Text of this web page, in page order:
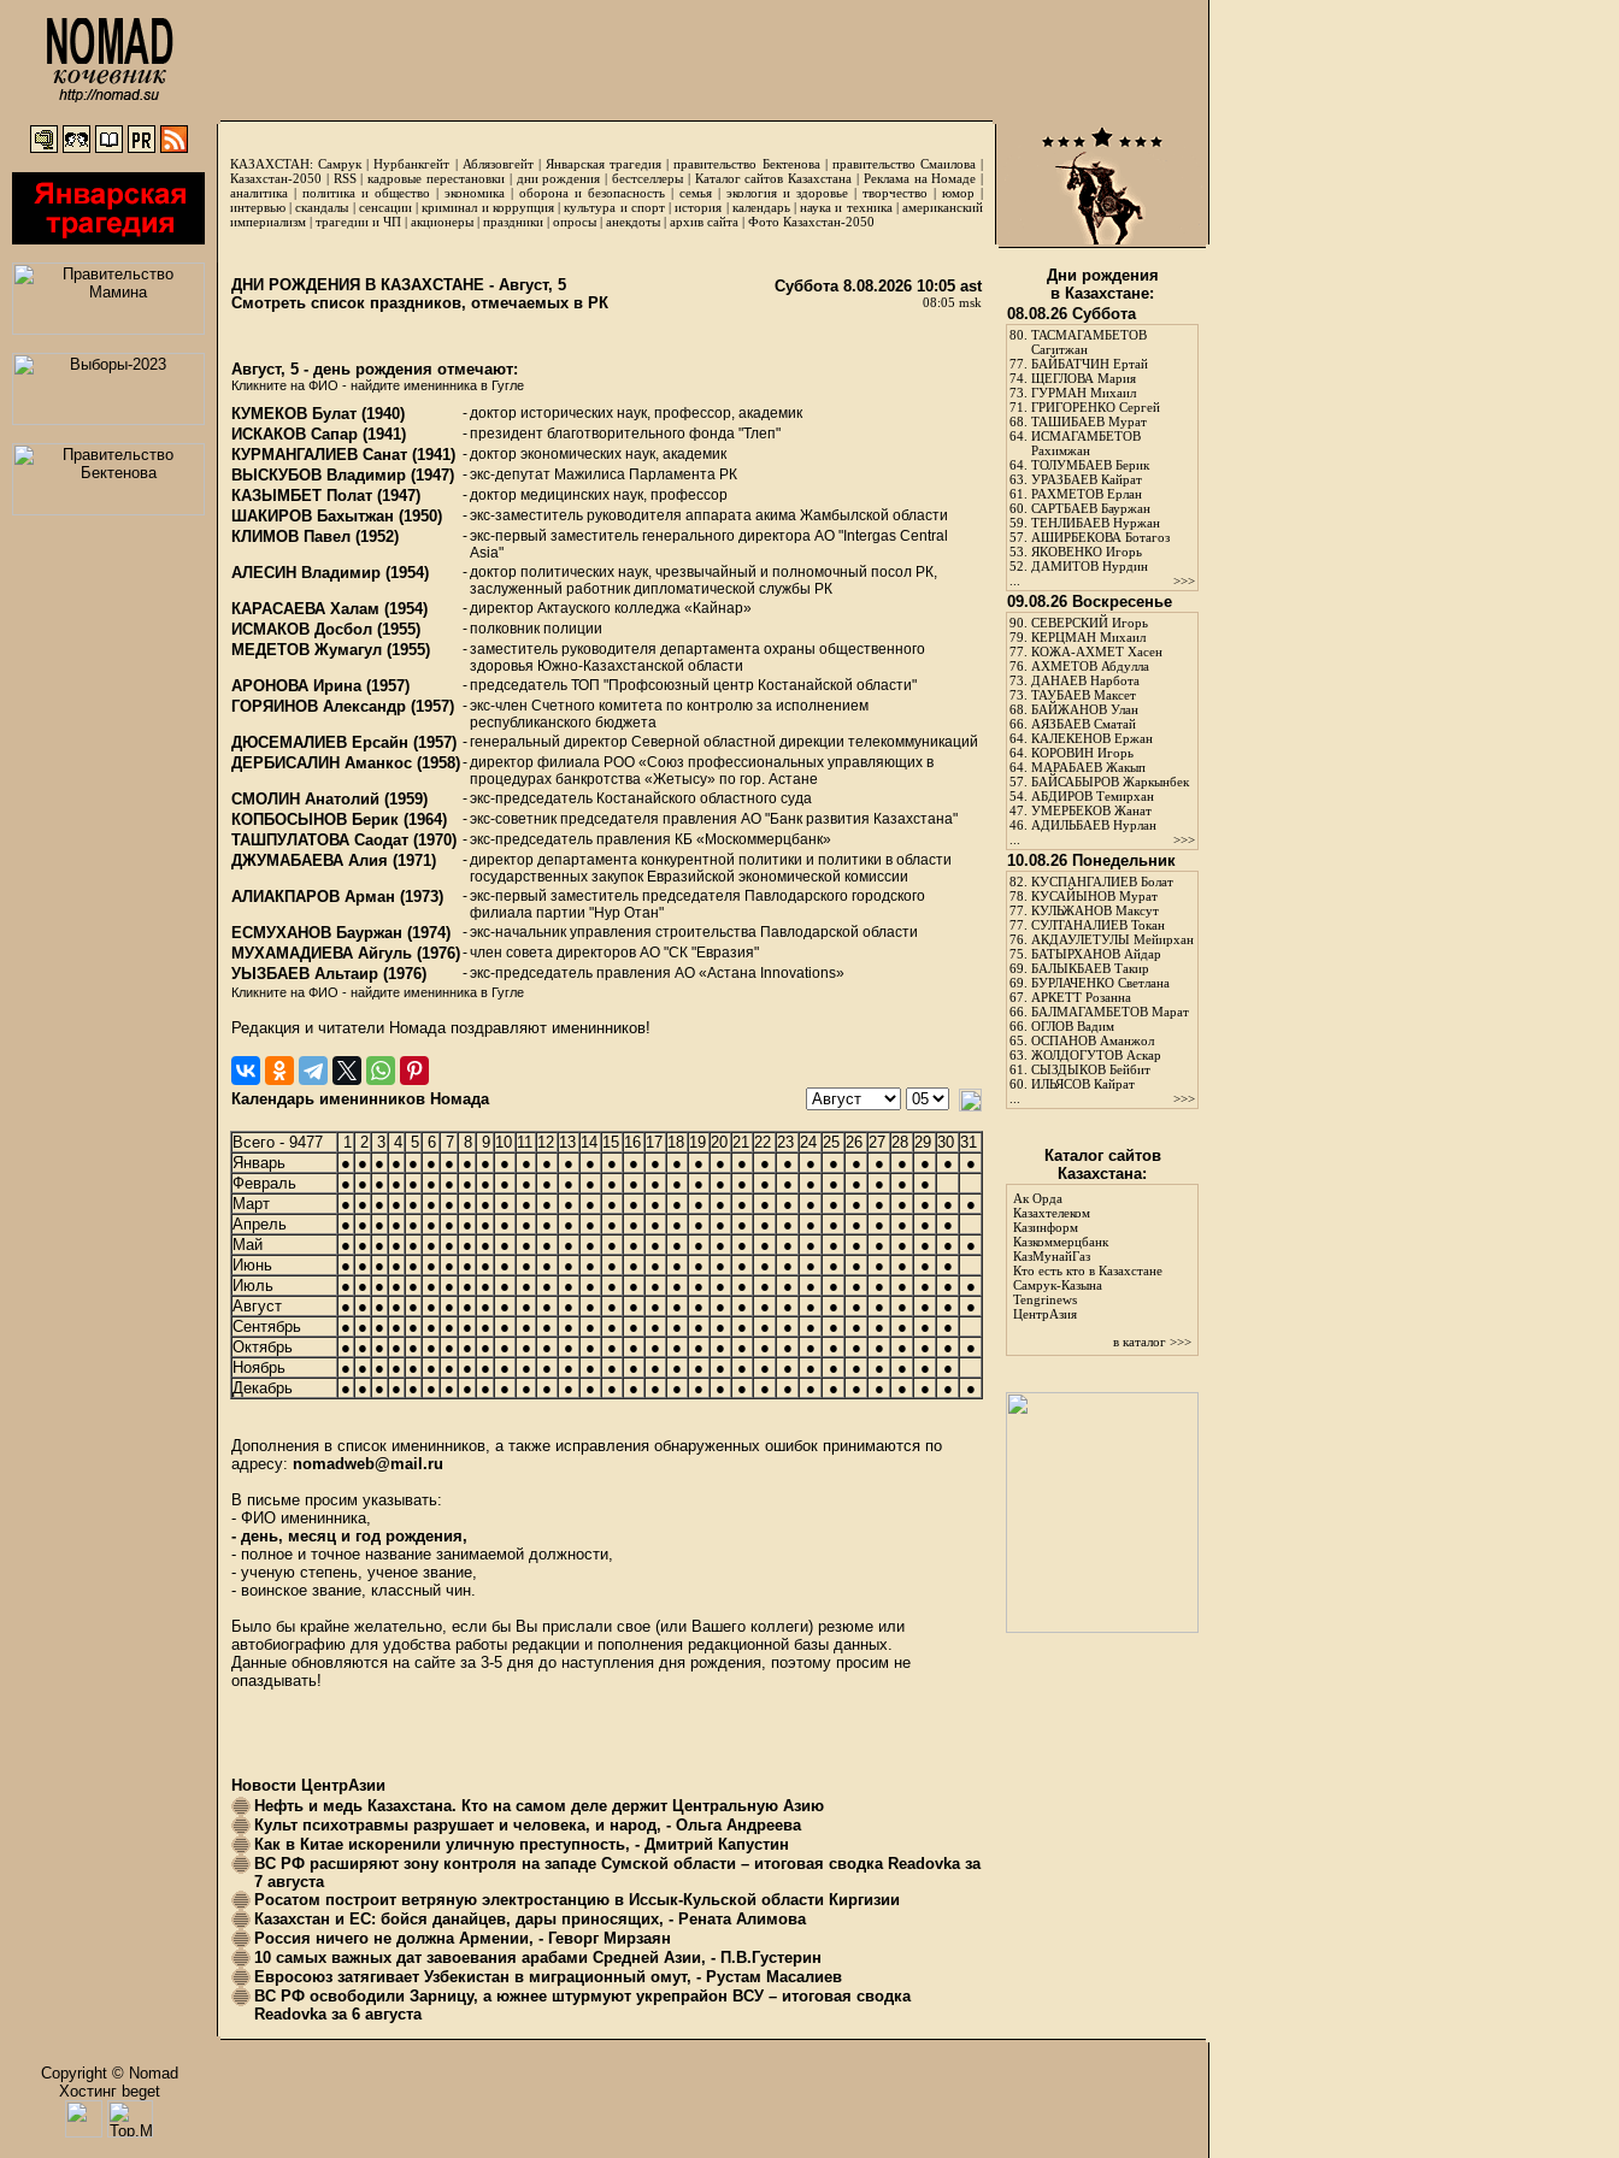
КАЗАХСТАН: Самрук |Нурбанкгейт | Аблязовгейт| Январская трагедия |правительство Бектенова| правительство Смаилова|
Казахстан-2050 | RSS|кадровые перестановки| дни рождения | бестселлеры| Каталог сайтов Казахстана | Реклама на Номаде |
аналитика | политика и общество | экономика | оборона и безопасность | семья | экология и здоровье | творчество | юмор |
интервью |скандалы | сенсации|криминал и коррупция|культура и спорт|история | календарь|наука и техника|американский
империализм | трагедии и ЧП | акционеры | праздники | опросы | анекдоты | архив сайта | Фото Казахстан-2050
ДНИ РОЖДЕНИЯ В КАЗАХСТАНЕ - Август, 5
Смотреть список праздников, отмечаемых в РК
Суббота 8.08.2026 10:05 ast
08:05 msk
Август, 5 - день рождения отмечают:
Кликните на ФИО - найдите именинника в Гугле
КУМЕКОВ Булат (1940) -доктор исторических наук, профессор, академик
ИСКАКОВ Сапар (1941) -президент благотворительного фонда "Тлеп"
КУРМАНГАЛИЕВ Санат (1941) -доктор экономических наук, академик
ВЫСКУБОВ Владимир (1947) -экс-депутат Мажилиса Парламента РК
КАЗЫМБЕТ Полат (1947) -доктор медицинских наук, профессор
ШАКИРОВ Бахытжан (1950) -экс-заместитель руководителя аппарата акима Жамбылской области
КЛИМОВ Павел (1952) -экс-первый заместитель генерального директора АО "Intergas Central
Asia"
АЛЕСИН Владимир (1954) -доктор политических наук, чрезвычайный и полномочный посол РК,
заслуженный работник дипломатической службы РК
КАРАСАЕВА Халам (1954) -директор Актауского колледжа «Кайнар»
ИСМАКОВ Досбол (1955) -полковник полиции
МЕДЕТОВ Жумагул (1955) -заместитель руководителя департамента охраны общественного
здоровья Южно-Казахстанской области
АРОНОВА Ирина(1957) -председатель ТОП "Профсоюзный центр Костанайской области"
ГОРЯИНОВ Александр (1957) -экс-член Счетного комитета по контролю за исполнением
республиканского бюджета
ДЮСЕМАЛИЕВ Ерсайн (1957) -генеральный директор Северной областной дирекции телекоммуникаций
ДЕРБИСАЛИН Аманкос (1958)-директор филиала РОО «Союз профессиональных управляющих в
процедурах банкротства «Жетысу» по гор. Астане
СМОЛИН Анатолий (1959) -экс-председатель Костанайского областного суда
КОПБОСЫНОВ Берик (1964) -экс-советник председателя правления АО "Банк развития Казахстана"
ТАШПУЛАТОВА Саодат (1970) -экс-председатель правления КБ «Москоммерцбанк»
ДЖУМАБАЕВА Алия (1971) -директор департамента конкурентной политики и политики в области
государственных закупок Евразийской экономической комиссии
АЛИАКПАРОВ Арман (1973) -экс-первый заместитель председателя Павлодарского городского
филиала партии "Нур Отан"
ЕСМУХАНОВ Бауржан (1974) -экс-начальник управления строительства Павлодарской области
МУХАМАДИЕВА Айгуль (1976)-член совета директоров АО "СК "Евразия"
УЫЗБАЕВ Альтаир (1976) -экс-председатель правления АО «Астана Innovations»
Кликните на ФИО - найдите именинника в Гугле
Редакция и читатели Номада поздравляют именинников!
Календарь именинников Номада
Всего - 9477 1 2 3 4 5 6 7 8 9 10 11 12 13 14 15 16 17 18 19 20 21 22 23 24 25 26 27 28 29 30 31
Январь
● ● ● ● ● ● ● ● ● ● ● ● ● ● ● ● ● ● ● ● ● ● ● ● ● ● ● ● ● ●
●
Февраль
● ● ● ● ● ● ● ● ● ● ● ● ● ● ● ● ● ● ● ● ● ● ● ● ● ● ● ●
●
Март
● ● ● ● ● ● ● ● ● ● ● ● ● ● ● ● ● ● ● ● ● ● ● ● ● ● ● ● ● ●
●
Апрель
● ● ● ● ● ● ● ● ● ● ● ● ● ● ● ● ● ● ● ● ● ● ● ● ● ● ● ● ●
●
Май
● ● ● ● ● ● ● ● ● ● ● ● ● ● ● ● ● ● ● ● ● ● ● ● ● ● ● ● ● ●
●
Июнь
● ● ● ● ● ● ● ● ● ● ● ● ● ● ● ● ● ● ● ● ● ● ● ● ● ● ● ● ●
●
Июль
● ● ● ● ● ● ● ● ● ● ● ● ● ● ● ● ● ● ● ● ● ● ● ● ● ● ● ● ● ●
●
Август
● ● ● ● ● ● ● ● ● ● ● ● ● ● ● ● ● ● ● ● ● ● ● ● ● ● ● ● ● ●
●
Сентябрь
● ● ● ● ● ● ● ● ● ● ● ● ● ● ● ● ● ● ● ● ● ● ● ● ● ● ● ● ●
●
Октябрь
● ● ● ● ● ● ● ● ● ● ● ● ● ● ● ● ● ● ● ● ● ● ● ● ● ● ● ● ● ●
●
Ноябрь
● ● ● ● ● ● ● ● ● ● ● ● ● ● ● ● ● ● ● ● ● ● ● ● ● ● ● ● ●
●
Декабрь
● ● ● ● ● ● ● ● ● ● ● ● ● ● ● ● ● ● ● ● ● ● ● ● ● ● ● ● ● ● ●
Дополнения в список именинников, а также исправления обнаруженных ошибок принимаются по
адресу: nomadweb@mail.ru
В письме просим указывать:
- ФИО именинника,
- день, месяц и год рождения,
- полное и точное название занимаемой должности,
- ученую степень, ученое звание,
- воинское звание, классный чин.
Было бы крайне желательно, если бы Вы прислали свое (или Вашего коллеги) резюме или
автобиографию для удобства работы редакции и пополнения редакционной базы данных.
Данные обновляются на сайте за 3-5 дня до наступления дня рождения, поэтому просим не
опаздывать!
Новости ЦентрАзии
Нефть и медь Казахстана. Кто на самом деле держит Центральную Азию
Культ психотравмы разрушает и человека, и народ, - Ольга Андреева
Как в Китае искоренили уличную преступность, - Дмитрий Капустин
ВС РФ расширяют зону контроля на западе Сумской области – итоговая сводка Readovka за
7 августа
Росатом построит ветряную электростанцию в Иссык-Кульской области Киргизии
Казахстан и ЕС: бойся данайцев, дары приносящих, - Рената Алимова
Россия ничего не должна Армении, - Геворг Мирзаян
10 самых важных дат завоевания арабами Средней Азии, - П.В.Густерин
Евросоюз затягивает Узбекистан в миграционный омут, - Рустам Масалиев
ВС РФ освободили Зарницу, а южнее штурмуют укрепрайон ВСУ – итоговая сводка
Readovka за 6 августа
Дни рождения
в Казахстане:
08.08.26 Суббота
80. ТАСМАГАМБЕТОВ
Сагитжан
77. БАЙБАТЧИН Ертай
74. ЩЕГЛОВА Мария
73. ГУРМАН Михаил
71. ГРИГОРЕНКО Сергей
68. ТАШИБАЕВ Мурат
64. ИСМАГАМБЕТОВ
Рахимжан
64. ТОЛУМБАЕВ Берик
63. УРАЗБАЕВ Кайрат
61. РАХМЕТОВ Ерлан
60. САРТБАЕВ Бауржан
59. ТЕНЛИБАЕВ Нуржан
57. АШИРБЕКОВА Ботагоз
53. ЯКОВЕНКО Игорь
52. ДАМИТОВ Нурдин
>>>
09.08.26 Воскресенье
90. СЕВЕРСКИЙ Игорь
79. КЕРЦМАН Михаил
77. КОЖА-АХМЕТ Хасен
76. АХМЕТОВ Абдулла
73. ДАНАЕВ Нарбота
73. ТАУБАЕВ Максет
68. БАЙЖАНОВ Улан
66. АЯЗБАЕВ Сматай
64. КАЛЕКЕНОВ Ержан
64. КОРОВИН Игорь
64. МАРАБАЕВ Жакып
57. БАЙСАБЫРОВ Жаркынбек
54. АБДИРОВ Темирхан
47. УМЕРБЕКОВ Жанат
46. АДИЛЬБАЕВ Нурлан
>>>
10.08.26 Понедельник
82. КУСПАНГАЛИЕВ Болат
78. КУСАЙЫНОВ Мурат
77. КУЛЬЖАНОВ Максут
77. СУЛТАНАЛИЕВ Токан
76. АКДАУЛЕТУЛЫ Мейирхан
75. БАТЫРХАНОВ Айдар
69. БАЛЫКБАЕВ Такир
69. БУРЛАЧЕНКО Светлана
67. АРКЕТТ Розанна
66. БАЛМАГАМБЕТОВ Марат
66. ОГЛОВ Вадим
65. ОСПАНОВ Аманжол
63. ЖОЛДОГУТОВ Аскар
61. СЫЗДЫКОВ Бейбит
60. ИЛЬЯСОВ Кайрат
>>>
Каталог сайтов
Казахстана:
Ак Орда
Казахтелеком
Казинформ
Казкоммерцбанк
КазМунайГаз
Кто есть кто в Казахстане
Самрук-Казына
Tengrinews
ЦентрАзия
в каталог >>>
Copyright © Nomad
Хостинг beget